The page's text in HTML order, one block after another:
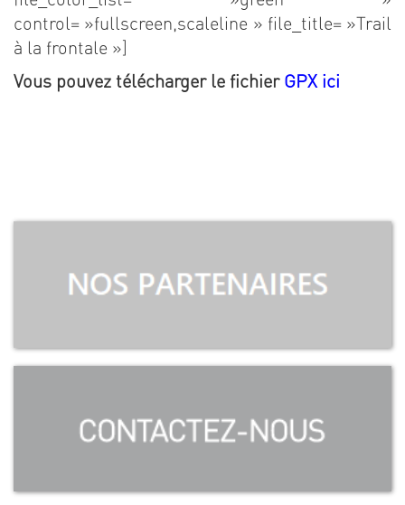
control= »fullscreen,scaleline » file_title= »Trail
à la frontale »]
Vous pouvez télécharger le fichier GPX ici